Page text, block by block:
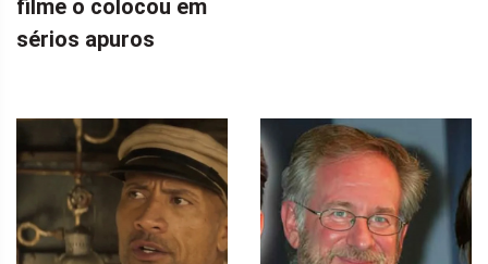
filme o colocou em
sérios apuros